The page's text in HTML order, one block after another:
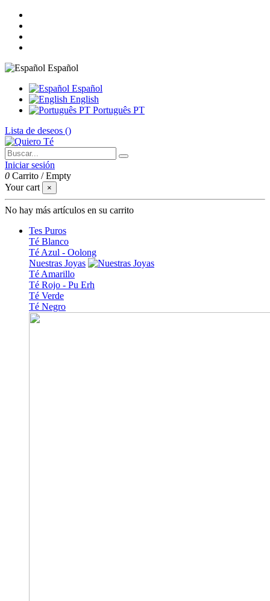
Español
Español
English
Português PT
Lista de deseos ()
Iniciar sesión
0 Carrito /Empty
Your cart
×
No hay más artículos en su carrito
Tes Puros
Té Blanco
Té Azul - Oolong
Nuestras Joyas
Té Amarillo
Té Rojo - Pu Erh
Té Verde
Té Negro